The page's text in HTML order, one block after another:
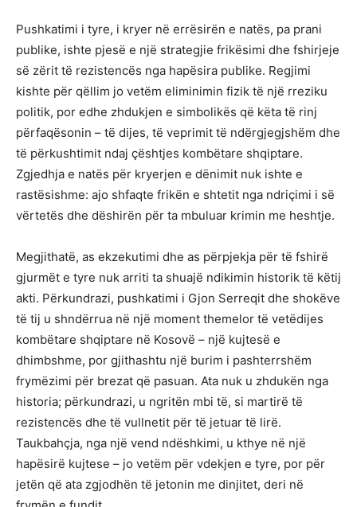
Pushkatimi i tyre, i kryer në errësirën e natës, pa prani
publike, ishte pjesë e një strategjie frikësimi dhe fshirjeje
së zërit të rezistencës nga hapësira publike. Regjimi
kishte për qëllim jo vetëm eliminimin fizik të një rreziku
politik, por edhe zhdukjen e simbolikës që këta të rinj
përfaqësonin – të dijes, të veprimit të ndërgjegjshëm dhe
të përkushtimit ndaj çështjes kombëtare shqiptare.
Zgjedhja e natës për kryerjen e dënimit nuk ishte e
rastësishme: ajo shfaqte frikën e shtetit nga ndriçimi i së
vërtetës dhe dëshirën për ta mbuluar krimin me heshtje.
Megjithatë, as ekzekutimi dhe as përpjekja për të fshirë
gjurmët e tyre nuk arriti ta shuajë ndikimin historik të këtij
akti. Përkundrazi, pushkatimi i Gjon Serreqit dhe shokëve
të tij u shndërrua në një moment themelor të vetëdijes
kombëtare shqiptare në Kosovë – një kujtesë e
dhimbshme, por gjithashtu një burim i pashterrshëm
frymëzimi për brezat që pasuan. Ata nuk u zhdukën nga
historia; përkundrazi, u ngritën mbi të, si martirë të
rezistencës dhe të vullnetit për të jetuar të lirë.
Taukbahçja, nga një vend ndëshkimi, u kthye në një
hapësirë kujtese – jo vetëm për vdekjen e tyre, por për
jetën që ata zgjodhën të jetonin me dinjitet, deri në